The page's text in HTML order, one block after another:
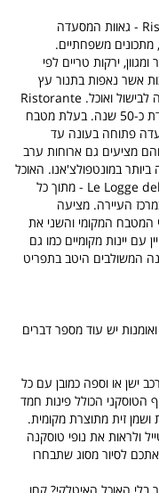
Ristorante Il Covo - גאוות המסעדה
משפחתיים.
ירקות טריים לפי
אשר נאפות בתנור עץ
מיוחד והכל כמובן משולב עם המון תשוקה ואהבה לבישול ואוכל. Ristorante
La Grotta - מסעדה בבעלות משפחתית, עובדת כ-50 שנה. בעלת מטבח
פתוחה בעונה עד
מציעים גם ארוחות ערב
במונטפולצ'אנו. האוכל
והשירות מתוארים כיוצאים מן הכלל!! Le Logge del Vignola - מתוך כל
העיירה. מציעה
המטבח המקומי והשני את
עם יינות מקומיים כמו גם
המשולבים היטב בתפריט
יש עוד מספר דברים
ישן או וספה כמובן עם כל
הטוסקני הכולל פינות חמד
ושמן זית מתוצרת מקומית.
ולראות את נופי טוסקנה
לסיור מסוג שתבחרו